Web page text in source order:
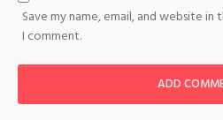
Save my name, email, and website
I comment.